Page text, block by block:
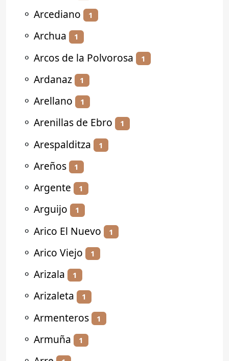
⚬ Arcediano 1
⚬ Archua 1
⚬ Arcos de la Polvorosa 1
⚬ Ardanaz 1
⚬ Arellano 1
⚬ Arenillas de Ebro 1
⚬ Arespalditza 1
⚬ Areños 1
⚬ Argente 1
⚬ Arguijo 1
⚬ Arico El Nuevo 1
⚬ Arico Viejo 1
⚬ Arizala 1
⚬ Arizaleta 1
⚬ Armenteros 1
⚬ Armuña 1